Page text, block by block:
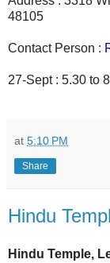
48105
Contact Person :
27-Sept : 5.30 to
at 5:10 PM
Share
Hindu
Hindu Temple,